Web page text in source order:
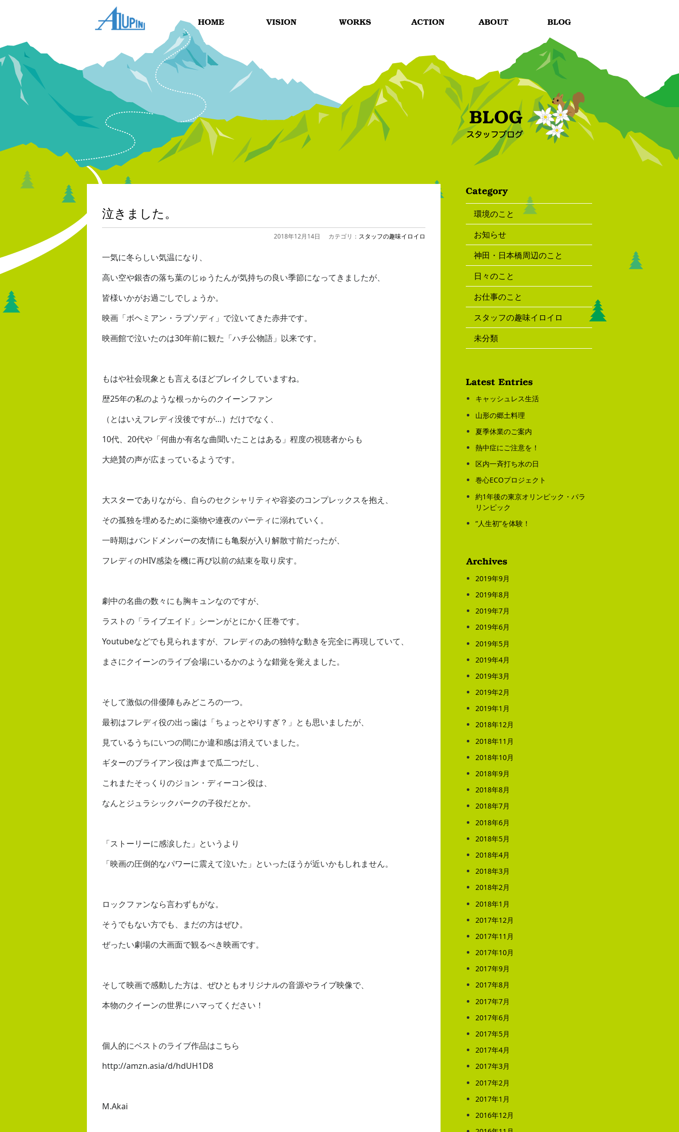
泣きました。
2018年12月14日 カテゴリ： スタッフの趣味イロイロ
一気に冬らしい気温になり、
高い空や銀杏の落ち葉のじゅうたんが気持ちの良い季節になってきましたが、
皆様いかがお過ごしでしょうか。
映画「ボヘミアン・ラプソディ」で泣いてきた赤井です。
映画館で泣いたのは30年前に観た「ハチ公物語」以来です。
もはや社会現象とも言えるほどブレイクしていますね。
歴25年の私のような根っからのクイーンファン
（とはいえフレディ没後ですが…）だけでなく、
10代、20代や「何曲か有名な曲聞いたことはある」程度の視聴者からも
大絶賛の声が広まっているようです。
大スターでありながら、自らのセクシャリティや容姿のコンプレックスを抱え、
その孤独を埋めるために薬物や連夜のパーティに溺れていく。
一時期はバンドメンバーの友情にも亀裂が入り解散寸前だったが、
フレディのHIV感染を機に再び以前の結束を取り戻す。
劇中の名曲の数々にも胸キュンなのですが、
ラストの「ライブエイド」シーンがとにかく圧巻です。
Youtubeなどでも見られますが、フレディのあの独特な動きを完全に再現していて、
まさにクイーンのライブ会場にいるかのような錯覚を覚えました。
そして激似の俳優陣もみどころの一つ。
最初はフレディ役の出っ歯は「ちょっとやりすぎ？」とも思いましたが、
見ているうちにいつの間にか違和感は消えていました。
ギターのブライアン役は声まで瓜二つだし、
これまたそっくりのジョン・ディーコン役は、
なんとジュラシックパークの子役だとか。
「ストーリーに感涙した」というより
「映画の圧倒的なパワーに震えて泣いた」といったほうが近いかもしれません。
ロックファンなら言わずもがな。
そうでもない方でも、まだの方はぜひ。
ぜったい劇場の大画面で観るべき映画です。
そして映画で感動した方は、ぜひともオリジナルの音源やライブ映像で、
本物のクイーンの世界にハマってください！
個人的にベストのライブ作品はこちら
http://amzn.asia/d/hdUH1D8
M.Akai
環境のこと
お知らせ
神田・日本橋周辺のこと
日々のこと
お仕事のこと
スタッフの趣味イロイロ
未分類
キャッシュレス生活
山形の郷土料理
夏季休業のご案内
熱中症にご注意を！
区内一斉打ち水の日
巻心ECOプロジェクト
約1年後の東京オリンピック・パラ
リンピック
“人生初”を体験！
2019年9月
2019年8月
2019年7月
2019年6月
2019年5月
2019年4月
2019年3月
2019年2月
2019年1月
2018年12月
2018年11月
2018年10月
2018年9月
2018年8月
2018年7月
2018年6月
2018年5月
2018年4月
2018年3月
2018年2月
2018年1月
2017年12月
2017年11月
2017年10月
2017年9月
2017年8月
2017年7月
2017年6月
2017年5月
2017年4月
2017年3月
2017年2月
2017年1月
2016年12月